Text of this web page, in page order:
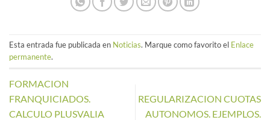
Esta entrada fue publicada en Noticias. Marque como favorito el Enlace
permanente.
FORMACION
FRANQUICIADOS.
CALCULO PLUSVALIA
REGULARIZACION CUOTAS
AUTONOMOS. EJEMPLOS.